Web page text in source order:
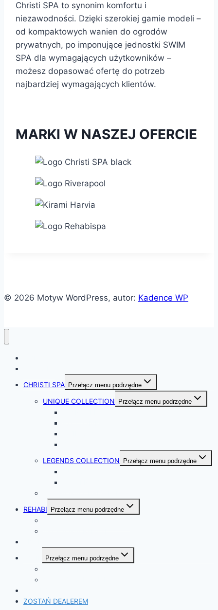
Christi SPA to synonim komfortu i
niezawodności. Dzięki szerokiej gamie modeli –
od kompaktowych wanien do ogrodów
prywatnych, po imponujące jednostki SWIM
SPA dla wymagających użytkowników –
możesz dopasować ofertę do potrzeb
najbardziej wymagających klientów.
MARKI W NASZEJ OFERCIE
© 2026 Motyw WordPress, autor: Kadence WP
CHRISTI SPA Przełącz menu podrzędne
UNIQUE COLLECTION Przełącz menu podrzędne
LEGENDS COLLECTION
Przełącz menu podrzędne
REHABI
Przełącz menu podrzędne
Przełącz menu podrzędne
ZOSTAŃ DEALEREM